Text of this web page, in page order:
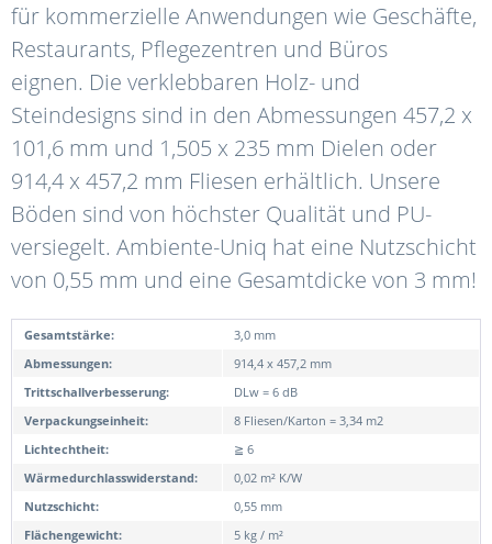
für kommerzielle Anwendungen wie Geschäfte,
Restaurants, Pflegezentren und Büros
eignen. Die verklebbaren Holz- und
Steindesigns sind in den Abmessungen 457,2 x
101,6 mm und 1,505 x 235 mm Dielen oder
914,4 x 457,2 mm Fliesen erhältlich. Unsere
Böden sind von höchster Qualität und PU-
versiegelt. Ambiente-Uniq hat eine Nutzschicht
von 0,55 mm und eine Gesamtdicke von 3 mm!
Gesamtstärke:
3,0 mm
Abmessungen:
914,4 x 457,2 mm
Trittschallverbesserung:
DLw = 6 dB
Verpackungseinheit:
8 Fliesen/Karton = 3,34 m2
Lichtechtheit:
≧ 6
Wärmedurchlasswiderstand:
0,02 m² K/W
Nutzschicht:
0,55 mm
Flächengewicht:
5 kg / m²